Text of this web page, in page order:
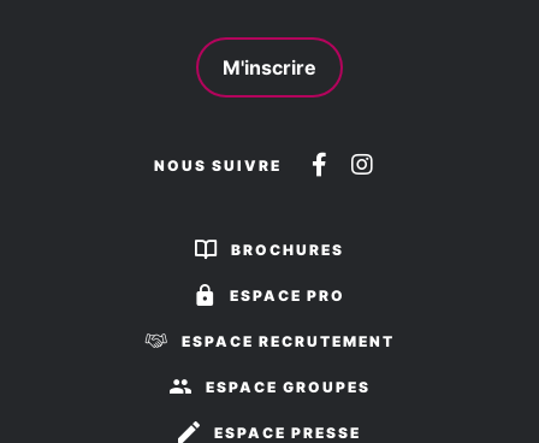
M'inscrire
NOUS SUIVRE
Suivez-
sur
Suivez-
BROCHURES
ESPACE PRO
ESPACE RECRUTEMENT
ESPACE GROUPES
ESPACE PRESSE